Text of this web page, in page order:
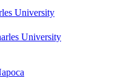
University
University